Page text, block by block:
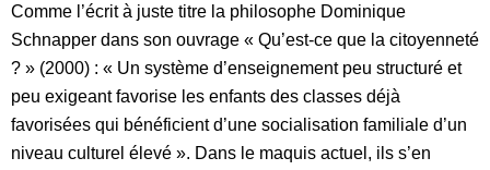
Comme l’écrit à juste titre la philosophe Dominique
Schnapper dans son ouvrage « Qu’est-ce que la citoyenneté
? » (2000) : « Un système d’enseignement peu structuré et
peu exigeant favorise les enfants des classes déjà
favorisées qui bénéficient d’une socialisation familiale d’un
niveau culturel élevé ». Dans le maquis actuel, ils s’en